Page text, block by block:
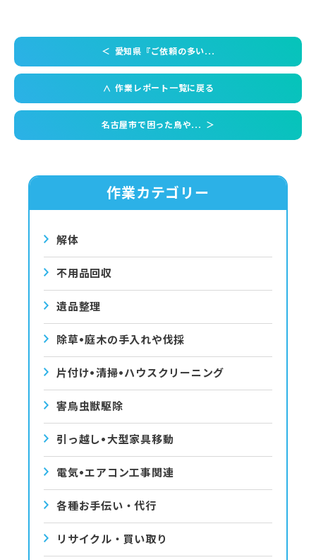
＜ 愛知県『ご依頼の多い...
＜ 作業レポート一覧に戻る
名古屋市で困った鳥や... ＞
作業カテゴリー
解体
不用品回収
遺品整理
除草•庭⽊の⼿⼊れや伐採
⽚付け•清掃•ハウスクリーニング
害⿃⾍獣駆除
引っ越し•⼤型家具移動
電気•エアコン⼯事関連
各種お手伝い・代行
リサイクル・買い取り